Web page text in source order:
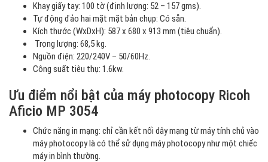
Khay giấy tay: 100 tờ (định lượng: 52 – 157 gms).
Tự động đảo hai mặt mặt bản chụp: Có sẵn.
Kích thước (WxDxH): 587 x 680 x 913 mm (tiêu chuẩn).
Trọng lượng: 68,5 kg.
Nguồn điện: 220/240V – 50/60Hz.
Công suất tiêu thụ: 1.6kw.
Ưu điểm nổi bật của máy photocopy Ricoh
Aficio MP 3054
Chức năng in mạng: chỉ cần kết nối dây mạng từ máy tính chủ vào
máy photocopy là có thể sử dụng máy photocopy như một chiếc
máy in bình thường.